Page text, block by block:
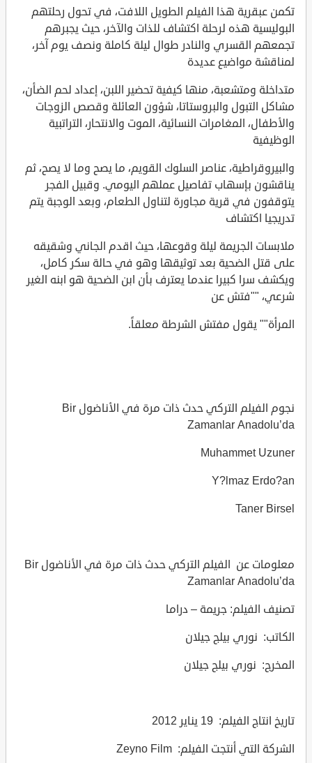
تكمن عبقرية هذا الفيلم الطويل اللافت، في تحول رحلتهم
البوليسية هذه لرحلة اكتشاف للذات والآخر، حيث يجبرهم
تجمعهم القسري والنادر طوال ليلة كاملة ونصف يوم آخر،
لمناقشة مواضيع عديدة
متداخلة ومتشعبة، منها كيفية تحضير اللبن، إعداد لحم الضأن،
مشاكل التبول والبروستاتا، شؤون العائلة وقصص الزوجات
والأطفال، المغامرات النسائية، الموت والانتحار، التراتبية
الوظيفية
والبيروقراطية، عناصر السلوك القويم، ما يصح وما لا يصح، ثم
يناقشون بإسهاب تفاصيل عملهم اليومي. وقبيل الفجر
يتوقفون في قرية مجاورة لتناول الطعام، وبعد الوجبة يتم
تدريجيا اكتشاف
ملابسات الجريمة ليلة وقوعها، حيث اقدم الجاني وشقيقه
على قتل الضحية بعد توثيقها وهو في حالة سكر كامل،
ويكشف سرا كبيرا عندما يعترف بأن ابن الضحية هو ابنه الغير
شرعي، ""فتش عن
المرأة"" يقول مفتش الشرطة معلقاً.
نجوم الفيلم التركي حدث ذات مرة في الأناضول Bir
Zamanlar Anadolu’da
Muhammet Uzuner
Y?lmaz Erdo?an
Taner Birsel
معلومات عن الفيلم التركي حدث ذات مرة في الأناضول Bir
Zamanlar Anadolu’da
تصنيف الفيلم: جريمة – دراما
الكاتب: نوري بيلج جيلان
المخرج: نوري بيلج جيلان
تاريخ انتاج الفيلم: 19 يناير 2012
الشركة التي أنتجت الفيلم: Zeyno Film